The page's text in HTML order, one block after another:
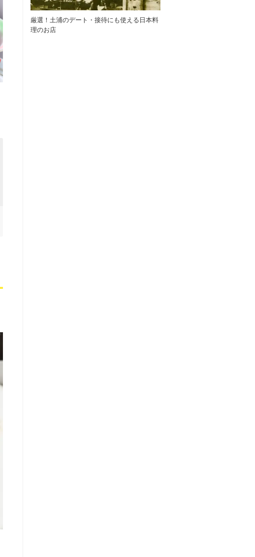
厳選！土浦のデート・接待にも使える日本料
理のお店